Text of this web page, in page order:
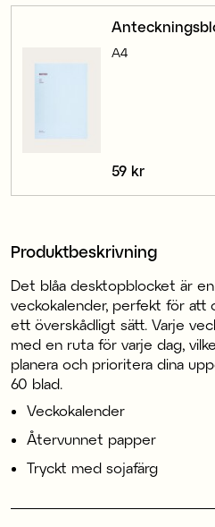
A4
Pris:
59 kr
Produktbeskrivning
Det blåa desktopblocket är
veckokalender, perfekt för att
ett överskådligt sätt. Varje
med en ruta för varje dag,
planera och prioritera dina
60 blad.
Veckokalender
Återvunnet papper
Tryckt med sojafärg